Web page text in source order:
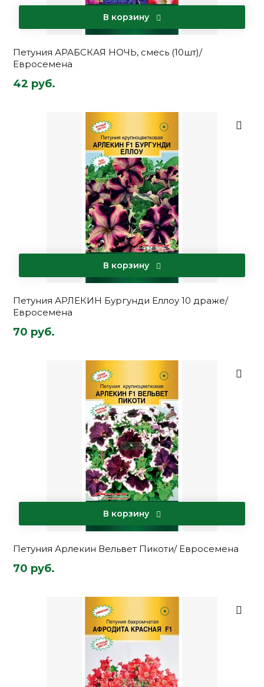
В корзину
Петуния АРАБСКАЯ НОЧЬ, смесь (10шт)/
Евросемена
42 руб.
В корзину
Петуния АРЛЕКИН Бургунди Еллоу 10 драже/
Евросемена
70 руб.
В корзину
Петуния Арлекин Вельвет Пикоти/ Евросемена
70 руб.